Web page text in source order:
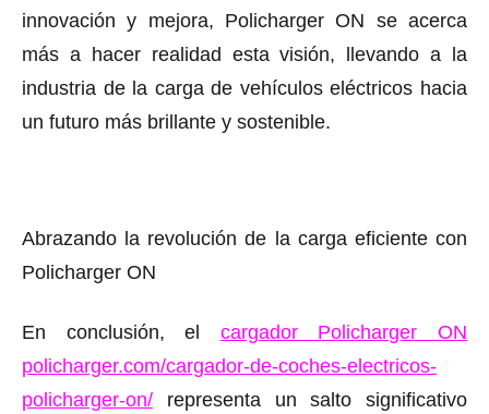
innovación y mejora, Policharger ON se acerca
más a hacer realidad esta visión, llevando a la
industria de la carga de vehículos eléctricos hacia
un futuro más brillante y sostenible.
Abrazando la revolución de la carga eficiente con
Policharger ON
En conclusión, el cargador Policharger ON
policharger.com/cargador-de-coches-electricos-
policharger-on/
representa un salto significativo